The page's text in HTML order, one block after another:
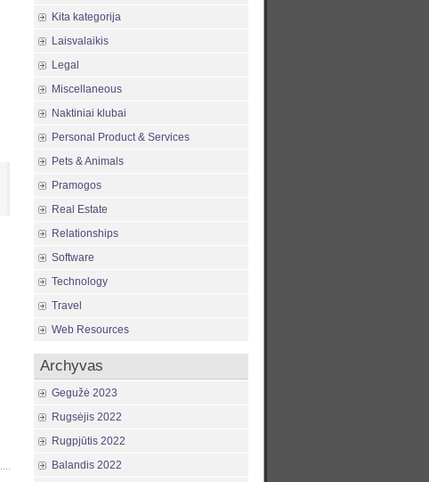
Kita kategorija
Laisvalaikis
Legal
Miscellaneous
Naktiniai klubai
Personal Product & Services
Pets & Animals
Pramogos
Real Estate
Relationships
Software
Technology
Travel
Web Resources
Archyvas
Gegužė 2023
Rugsėjis 2022
Rugpjūtis 2022
Balandis 2022